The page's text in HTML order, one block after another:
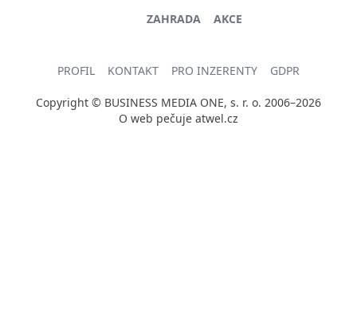
ZAHRADA
AKCE
PROFIL KONTAKT PRO INZERENTY GDPR
Copyright © BUSINESS MEDIA ONE, s. r. o. 2006–2026